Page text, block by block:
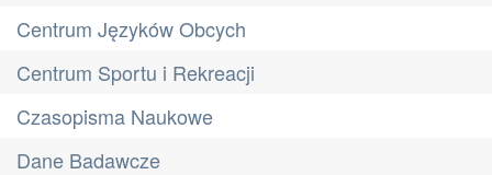
Centrum Języków Obcych
Centrum Sportu i Rekreacji
Czasopisma Naukowe
Dane Badawcze